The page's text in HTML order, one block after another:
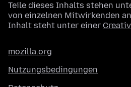
Teile dieses Inhalts stehen
von einzelnen Mitwirkenden
Inhalt steht unter einer
mozilla.org
Nutzungsbedingungen